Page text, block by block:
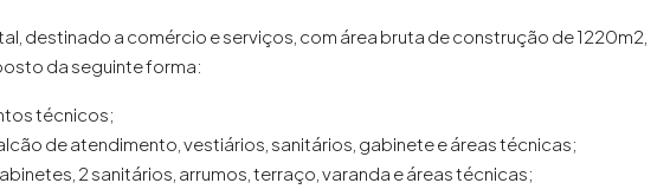
destinado a comércio e serviços, com área bruta de construção de 1220m2,
da seguinte forma:
técnicos;
de atendimento, vestiários, sanitários, gabinete e áreas técnicas;
2 sanitários, arrumos, terraço, varanda e áreas técnicas;